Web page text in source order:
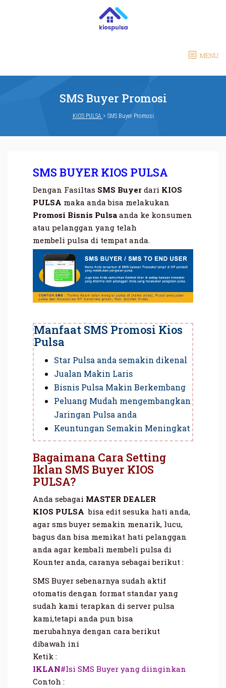
MENU
SMS Buyer Promosi
KIOS PULSA > SMS Buyer Promosi
SMS BUYER KIOS PULSA
Dengan Fasiltas SMS Buyer dari KIOS
PULSA maka anda bisa melakukan
Promosi Bisnis Pulsa anda ke konsumen
atau pelanggan yang telah
membeli pulsa di tempat anda.
Manfaat SMS Promosi Kios
Pulsa
Star Pulsa anda semakin dikenal
Jualan Makin Laris
Bisnis Pulsa Makin Berkembang
Peluang Mudah mengembangkan
Jaringan Pulsa anda
Keuntungan Semakin Meningkat
Bagaimana Cara Setting
Iklan SMS Buyer KIOS
PULSA?
Anda sebagai MASTER DEALER
KIOS PULSAbisa edit sesuka hati anda,
agar sms buyer semakin menarik, lucu,
bagus dan bisa memikat hati pelanggan
anda agar kembali membeli pulsa di
Kounter anda, caranya sebagai berikut :
SMS Buyer sebenarnya sudah aktif
otomatis dengan format standar yang
sudah kami terapkan di server pulsa
kami,tetapi anda pun bisa
merubahnya dengan cara berikut
dibawah ini
Ketik :
IKLAN#Isi SMS Buyer yang diinginkan
Contoh :